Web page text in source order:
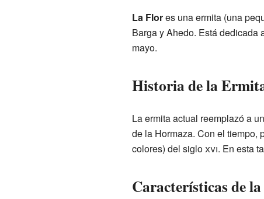
La Flores una ermita (una
Barga y Ahedo. Está dedicada
mayo.
Historia de la
La ermita actual reemplazó a
de la Hormaza. Con el tiempo,
colores) del sigloxvi. En esta
Características de